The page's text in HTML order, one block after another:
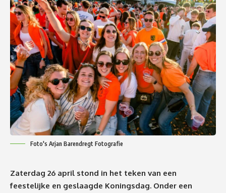
Foto's Arjan Barendregt Fotografie
Zaterdag 26 april stond in het teken van een
feestelijke en geslaagde Koningsdag. Onder een